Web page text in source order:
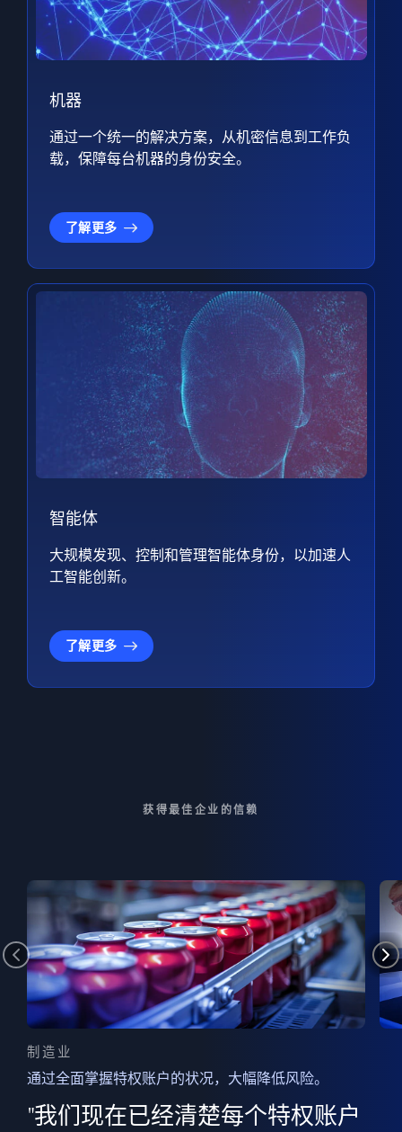
机器
通过一个统一的解决方案，从机密信息到工作负
载，保障每台机器的身份安全。
了解更多
智能体
大规模发现、控制和管理智能体身份，以加速人
工智能创新。
了解更多
获得最佳企业的信赖
制造业
通过全面掌握特权账户的状况，大幅降低风险。
"我们现在已经清楚每个特权账户